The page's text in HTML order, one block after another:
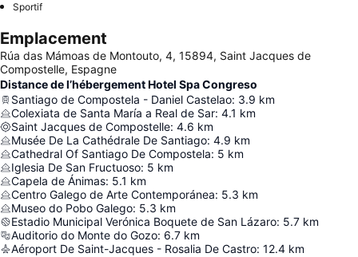
Sportif
Emplacement
Rúa das Mámoas de Montouto, 4, 15894, Saint Jacques de
Compostelle, Espagne
Distance de l’hébergement Hotel Spa Congreso
Santiago de Compostela - Daniel Castelao: 3.9 km
Colexiata de Santa María a Real de Sar: 4.1 km
Saint Jacques de Compostelle: 4.6 km
Musée De La Cathédrale De Santiago: 4.9 km
Cathedral Of Santiago De Compostela: 5 km
Iglesia De San Fructuoso: 5 km
Capela de Ánimas: 5.1 km
Centro Galego de Arte Contemporánea: 5.3 km
Museo do Pobo Galego: 5.3 km
Estadio Municipal Verónica Boquete de San Lázaro: 5.7 km
Auditorio do Monte do Gozo: 6.7 km
Aéroport De Saint-Jacques - Rosalia De Castro: 12.4 km